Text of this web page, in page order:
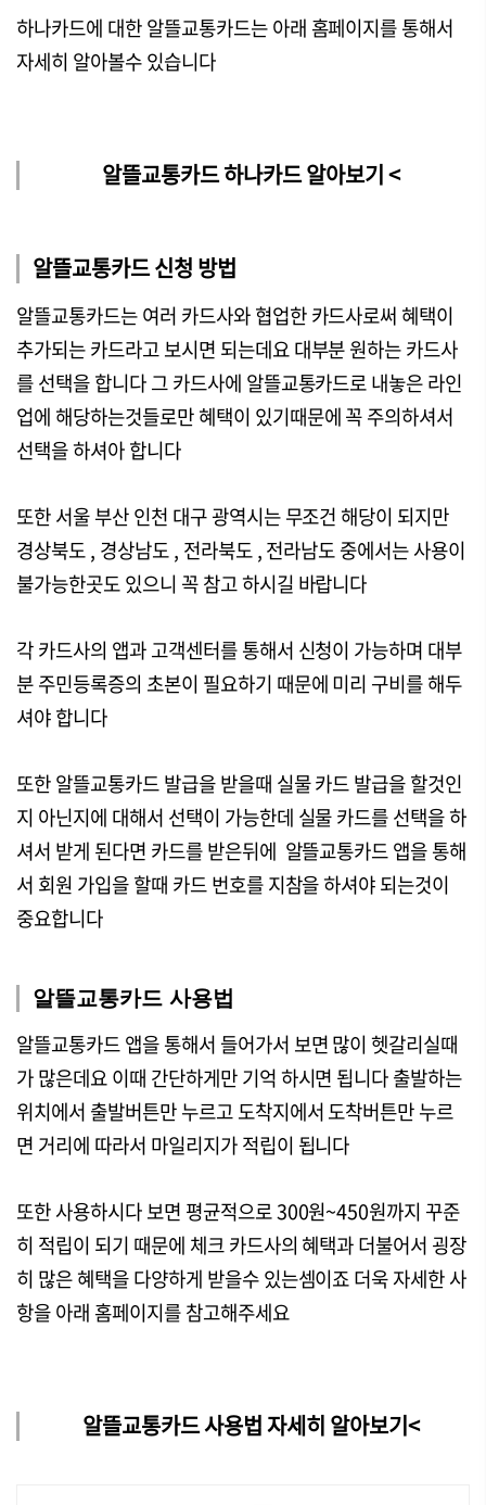
하나카드에 대한 알뜰교통카드는 아래 홈페이지를 통해서
자세히 알아볼수 있습니다
알뜰교통카드 하나카드 알아보기 <
알뜰교통카드 신청 방법
알뜰교통카드는 여러 카드사와 협업한 카드사로써 혜택이
추가되는 카드라고 보시면 되는데요 대부분 원하는 카드사
를 선택을 합니다 그 카드사에 알뜰교통카드로 내놓은 라인
업에 해당하는것들로만 혜택이 있기때문에 꼭 주의하셔서
선택을 하셔아 합니다
또한 서울 부산 인천 대구 광역시는 무조건 해당이 되지만
경상북도 , 경상남도 , 전라북도 , 전라남도 중에서는 사용이
불가능한곳도 있으니 꼭 참고 하시길 바랍니다
각 카드사의 앱과 고객센터를 통해서 신청이 가능하며 대부
분 주민등록증의 초본이 필요하기 때문에 미리 구비를 해두
셔야 합니다
또한 알뜰교통카드 발급을 받을때 실물 카드 발급을 할것인
지 아닌지에 대해서 선택이 가능한데 실물 카드를 선택을 하
셔서 받게 된다면 카드를 받은뒤에 알뜰교통카드 앱을 통해
서 회원 가입을 할때 카드 번호를 지참을 하셔야 되는것이
중요합니다
알뜰교통카드 사용법
알뜰교통카드 앱을 통해서 들어가서 보면 많이 헷갈리실때
가 많은데요 이때 간단하게만 기억 하시면 됩니다 출발하는
위치에서 출발버튼만 누르고 도착지에서 도착버튼만 누르
면 거리에 따라서 마일리지가 적립이 됩니다
또한 사용하시다 보면 평균적으로 300원~450원까지 꾸준
히 적립이 되기 때문에 체크 카드사의 혜택과 더불어서 굉장
히 많은 혜택을 다양하게 받을수 있는셈이죠 더욱 자세한 사
항을 아래 홈페이지를 참고해주세요
알뜰교통카드 사용법 자세히 알아보기<